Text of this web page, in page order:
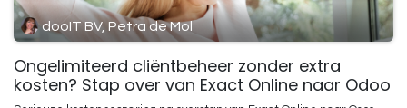
dooIT BV, Petra de Mol
Ongelimiteerd cliëntbeheer zonder extra
kosten? Stap over van Exact Online naar Odoo